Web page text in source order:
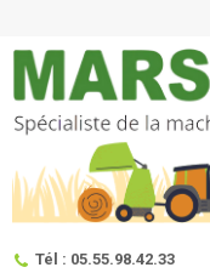
Tél : 05.55.98.42.33